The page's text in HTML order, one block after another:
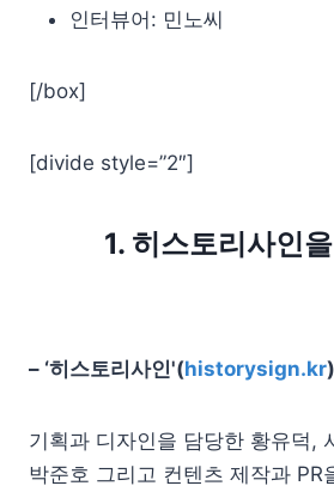
인터뷰어: 민노씨
[/box]
[divide style=”2″]
1. 히스토리사인
– ‘히스토리사인'(historysign.kr
기획과 디자인을 담당한 황유덕,
박준호 그리고 컨텐츠 제작과 PR